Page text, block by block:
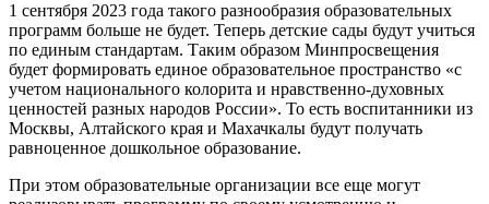
1 сентября 2023 года такого разнообразия образовательных
программ больше не будет. Теперь детские сады будут учиться
по единым стандартам. Таким образом Минпросвещения
будет формировать единое образовательное пространство «с
учетом национального колорита и нравственно-духовных
ценностей разных народов России». То есть воспитанники из
Москвы, Алтайского края и Махачкалы будут получать
равноценное дошкольное образование.
При этом образовательные организации все еще могут